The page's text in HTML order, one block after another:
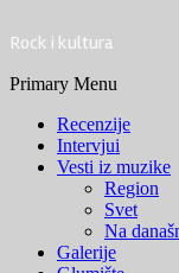
Rock i kultura
Primary Menu
Recenzije
Intervjui
Vesti iz muzike
Region
Svet
Na
Galerije